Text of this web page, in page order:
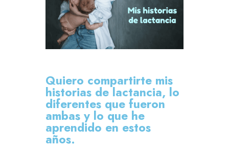
Quiero compartirte mis
historias de lactancia, lo
diferentes que fueron
ambas y lo que he
aprendido en estos
años.